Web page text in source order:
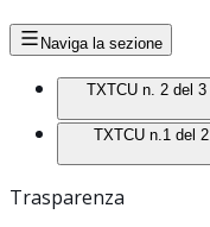
Naviga la sezione
TXTCU n. 2 del 3
TXTCU n.1 del
Trasparenza